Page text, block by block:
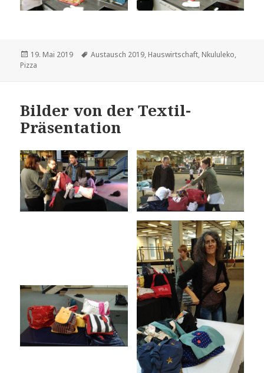
Veröffentlicht
am
19. Mai 2019 Schlagwörter
Austausch 2019, Hauswirtschaft, Nkululeko,
Pizza
Bilder von der Textil-
Präsentation